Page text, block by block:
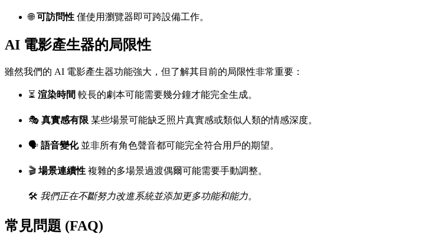
🌐可訪問性 僅使用瀏覽器即可跨設備工作。
AI 電影產生器的局限性
雖然我們的 AI 電影產生器功能強大，但了解其目前的局限性非常重要：
⏳ 渲染時間 較長的劇本可能需要幾分鐘才能完全生成。
🎭 真實感有限 某些場景可能缺乏照片真實感或類似人類的情感深度。
🗣️ 語音變化並非所有角色聲音都可能完全符合用戶的期望。
🎬 場景連續性 複雜的多場景過渡偶爾可能需要手動調整。
🛠️ 我們正在不斷努力改進系統並添加更多功能和能力。
常見問題 (FAQ)